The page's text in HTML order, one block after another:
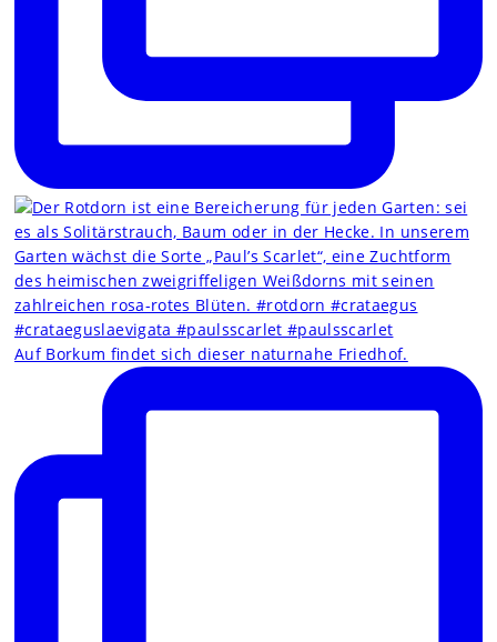
Auf Borkum findet sich dieser naturnahe Friedhof.